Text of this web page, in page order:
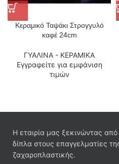
Κεραμικό Ταψάκι Στρογγυλό
καφέ 24cm
ΓΥΑΛΙΝΑ - ΚΕΡΑΜΙΚΑ
Εγγραφείτε για εμφάνιση
τιμών
Η εταιρία μας ξεκινώντας
δίπλα στους επαγγελματίες
ζαχαροπλαστικής.